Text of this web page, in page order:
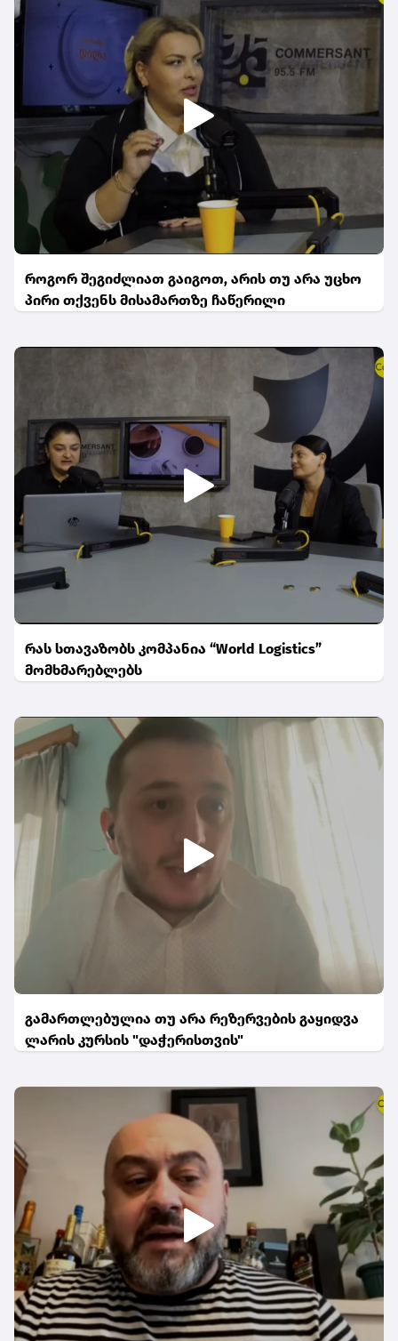
როგორ შეგიძლიათ გაიგოთ, არის თუ არა უცხო
პირი თქვენს მისამართზე ჩაწერილი
რას სთავაზობს კომპანია “World Logistics”
მომხმარებლებს
გამართლებულია თუ არა რეზერვების გაყიდვა
ლარის კურსის "დაჭერისთვის"